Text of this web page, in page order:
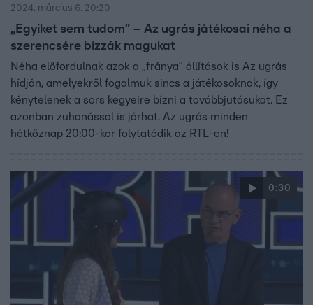
2024. március 6. 20:20
„Egyiket sem tudom” – Az ugrás játékosai néha a
szerencsére bízzák magukat
Néha előfordulnak azok a „fránya” állítások is Az ugrás
hídján, amelyekről fogalmuk sincs a játékosoknak, így
kénytelenek a sors kegyeire bízni a továbbjutásukat. Ez
azonban zuhanással is járhat. Az ugrás minden
hétköznap 20:00-kor folytatódik az RTL-en!
0:30